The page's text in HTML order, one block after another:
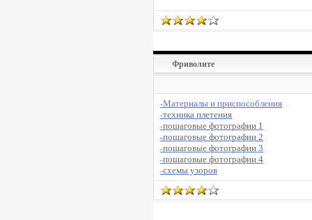
Фриволите
-Материалы и приспособления
-техника плетения
-пошаговые фотографии 1
-пошаговые фотографии 2
-пошаговые фотографии 3
-пошаговые фотографии 4
-схемы узоров